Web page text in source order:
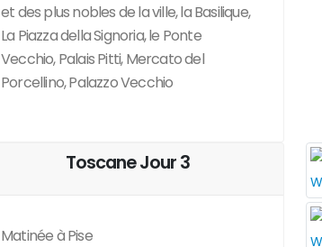
et des plus nobles de la ville, la Basilique,
La Piazza della Signoria, le Ponte
Vecchio, Palais Pitti, Mercato del
Porcellino, Palazzo Vecchio
Toscane Jour 3
Matinée à Pise